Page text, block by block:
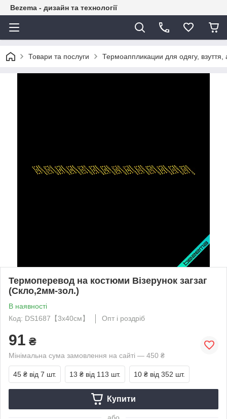
Bezema - дизайн та технології
Товари та послуги Термоаппликации для одягу, взуття,
Термоперевод на костюми Візерунок загзаг
(Скло,2мм-зол.)
В наявності
Код: DS1687【3x40см】
Опт і роздріб
91 ₴
Мінімальна сума замовлення на сайті — 450 ₴
45 ₴ від 7 шт. 13 ₴ від 113 шт. 10 ₴ від 352 шт.
Купити
або